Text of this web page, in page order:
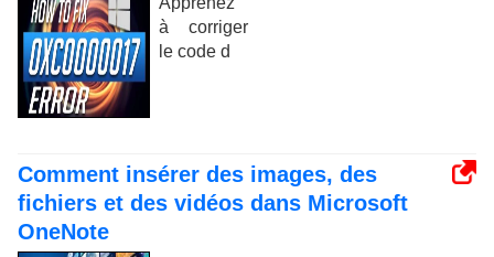
à corriger
le code d
Comment insérer des images, des
fichiers et des vidéos dans Microsoft
OneNote